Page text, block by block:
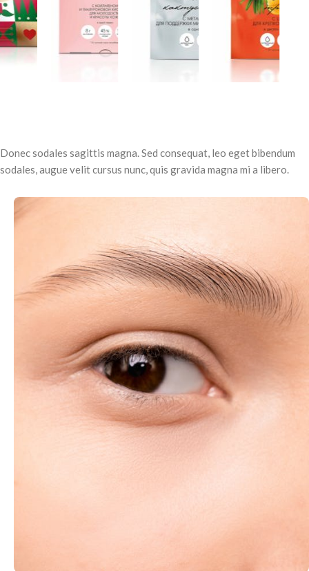
Donec sodales sagittis magna. Sed consequat, leo eget bibendum
sodales, augue velit cursus nunc, quis gravida magna mi a libero.